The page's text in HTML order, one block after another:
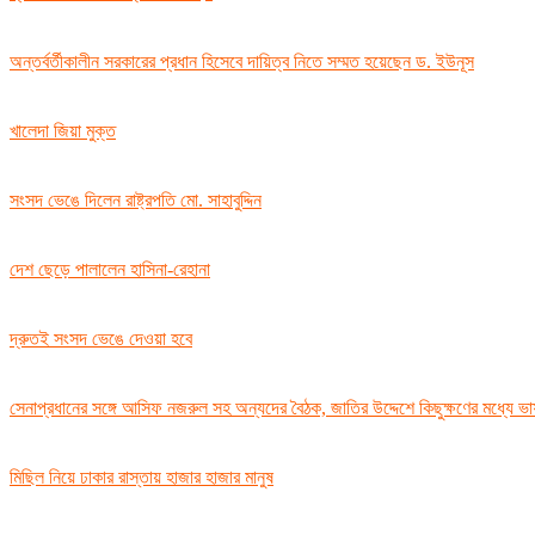
অন্তর্বর্তীকালীন সরকারের প্রধান হিসেবে দায়িত্ব নিতে সম্মত হয়েছেন ড. ইউনূস
খালেদা জিয়া মুক্ত
সংসদ ভেঙে দিলেন রাষ্ট্রপতি মো. সাহাবুদ্দিন
দেশ ছেড়ে পালালেন হাসিনা-রেহানা
দ্রুতই সংসদ ভেঙে দেওয়া হবে
সেনাপ্রধানের সঙ্গে আসিফ নজরুল সহ অন্যদের বৈঠক, জাতির উদ্দেশে কিছুক্ষণের মধ্যে
মিছিল নিয়ে ঢাকার রাস্তায় হাজার হাজার মানুষ